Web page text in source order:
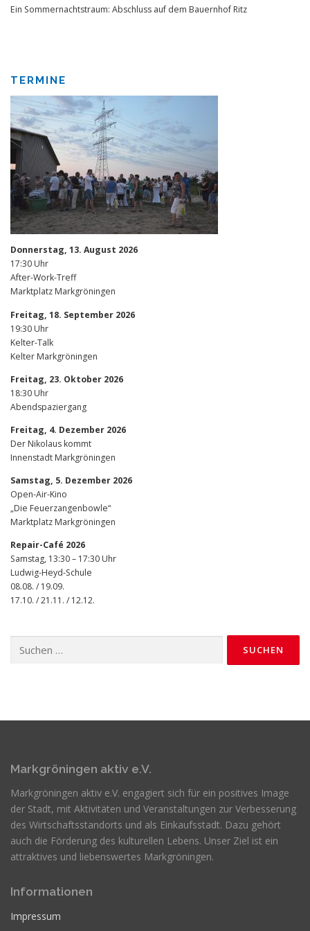
Ein Sommernachtstraum: Abschluss auf dem Bauernhof Ritz
TERMINE
Donnerstag, 13. August 2026
17:30 Uhr
After-Work-Treff
Marktplatz Markgröningen
Freitag, 18. September 2026
19:30 Uhr
Kelter-Talk
Kelter Markgröningen
Freitag, 23. Oktober 2026
18:30 Uhr
Abendspaziergang
Freitag, 4. Dezember 2026
Der Nikolaus kommt
Innenstadt Markgröningen
Samstag, 5. Dezember 2026
Open-Air-Kino
„Die Feuerzangenbowle“
Marktplatz Markgröningen
Repair-Café 2026
Samstag, 13:30 – 17:30 Uhr
Ludwig-Heyd-Schule
08.08. / 19.09.
17.10. / 21.11. / 12.12.
nach:
Markgröningen aktiv e.V.
Markgröningen aktiv e.V. engagiert sich für ein positives Image
der Stadt, mit Aktivitäten und Veranstaltungen zur Verbesserung
des Wirtschaftsstandorts und als Einkaufsstadt. Dazu gehört
auch die Förderung des kulturellen Lebens. Unser Ziel ist ein
attraktives und liebenswertes Markgröningen.
Informationen
Impressum